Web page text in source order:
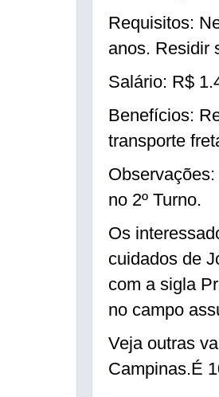
Requisitos:
anos. Residir
Salário: R$
Benefícios:
transporte
no 2º Turno.
Os
cuidados de
com a sigla
no campo
Veja outras
Campinas.É